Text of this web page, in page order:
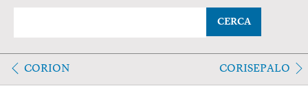
CERCA
CORION CORISEPALO